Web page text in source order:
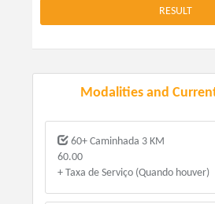
RESULT
Modalities and
60+ Caminhada 3 KM
60.00
+ Taxa de Serviço (Quando houver)